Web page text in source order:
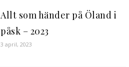
Allt som händer på Öland i
påsk – 2023
3 april, 2023